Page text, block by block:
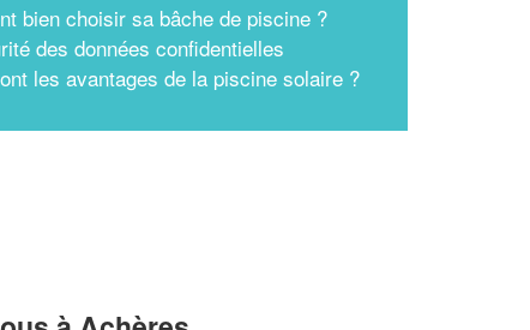
bien choisir sa bâche de piscine ?
des données confidentielles
les avantages de la piscine solaire ?